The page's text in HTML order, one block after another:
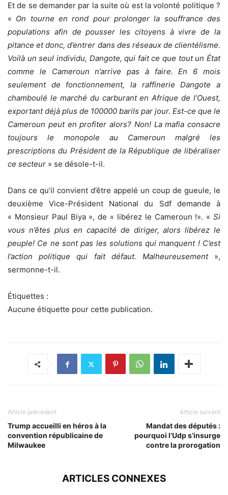
Et de se demander par la suite où est la volonté politique ?
« On tourne en rond pour prolonger la souffrance des
populations afin de pousser les citoyens à vivre de la
pitance et donc, d’entrer dans des réseaux de clientélisme.
Voilà un seul individu, Dangote, qui fait ce que tout un État
comme le Cameroun n’arrive pas à faire. En 6 mois
seulement de fonctionnement, la raffinerie Dangote a
chamboulé le marché du carburant en Afrique de l’Ouest,
exportant déjà plus de 100000 barils par jour. Est-ce que le
Cameroun peut en profiter alors? Non! La mafia consacre
toujours le monopole au Cameroun malgré les
prescriptions du Président de la République de libéraliser
ce secteur » se désole-t-il.
Dans ce qu’il convient d’être appelé un coup de gueule, le
deuxième Vice-Président National du Sdf demande à
« Monsieur Paul Biya », de « libérez le Cameroun !». « Si
vous n’êtes plus en capacité de diriger, alors libérez le
peuple! Ce ne sont pas les solutions qui manquent ! C’est
l’action politique qui fait défaut. Malheureusement»,
sermonne-t-il.
Étiquettes :
Aucune étiquette pour cette publication.
Article précédent
Trump accueilli en héros à la
convention républicaine de
Milwaukee
Article suivant
Mandat des députés :
pourquoi l’Udp s’insurge
contre la prorogation
ARTICLES CONNEXES